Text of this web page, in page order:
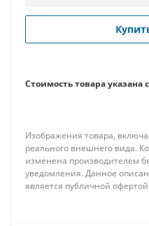
Стоимость товара указана
Изображения товара,
реального внешнего вида.
изменена производителем
уведомления. Данное
является публичной офертой